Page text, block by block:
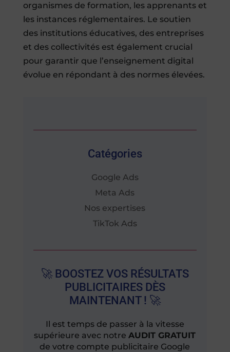
organismes de formation, les apprenants et
les instances réglementaires. Le soutien
des institutions éducatives, des entreprises
et des collectivités est également crucial
pour garantir que l’enseignement digital
évolue en répondant à des normes élevées.
Catégories
Google Ads
Meta Ads
Nos expertises
TikTok Ads
🚀 BOOSTEZ VOS RÉSULTATS
PUBLICITAIRES DÈS
MAINTENANT ! 🚀
Il est temps de passer à la vitesse
supérieure avec notreAUDIT GRATUIT
de votre compte publicitaire Google